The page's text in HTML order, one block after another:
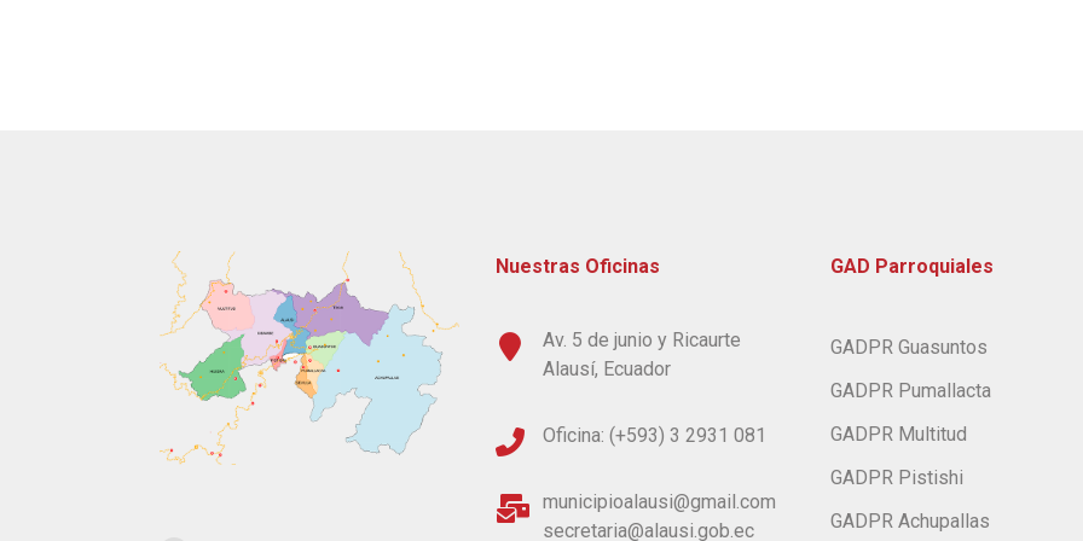
Nuestras Oficinas
Av. 5 de junio y Ricaurte
Alausí, Ecuador
Oficina: (+593) 3 2931 081
municipioalausi@gmail.com
secretaria@alausi.gob.ec
GAD Parroquiales
GADPR Guasuntos
GADPR Pumallacta
GADPR Multitud
GADPR Pistishi
GADPR Achupallas